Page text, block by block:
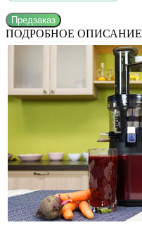
Предзаказ
ПОДРОБНОЕ ОПИСАНИЕ